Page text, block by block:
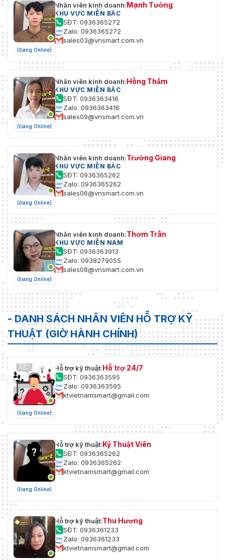
(Đang Online)
Nhân viên kinh doanh:Mạnh Tường
KHU VỰC MIỀN BẮC
SĐT: 0936365272
Zalo: 0936365272
sales03@vnsmart.com.vn
(Đang Online)
Nhân viên kinh doanh:Hồng Thắm
KHU VỰC MIỀN BẮC
SĐT: 0936363416
Zalo: 0936363416
sales09@vnsmart.com.vn
(Đang Online)
Nhân viên kinh doanh:Trường Giang
KHU VỰC MIỀN BẮC
SĐT: 0936365262
Zalo: 0936365262
sales06@vnsmart.com.vn
(Đang Online)
Nhân viên kinh doanh:Thơm Trần
KHU VỰC MIỀN NAM
SĐT: 0936363913
Zalo: 0938279055
sales08@vnsmart.com.vn
- DANH SÁCH NHÂN VIÊN HỖ TRỢ KỸ
THUẬT (GIỜ HÀNH CHÍNH)
(Đang Online)
Hỗ trợ kỹ thuật:Hỗ trợ 24/7
SĐT: 0936363595
Zalo: 0936363595
ktvietnamsmart@gmail.com
(Đang Online)
Hỗ trợ kỹ thuật:Kỹ Thuật Viên
SĐT: 0936365262
Zalo: 0936365262
ktvietnamsmart@gmail.com
Hỗ trợ kỹ thuật:Thu Hương
SĐT: 0936361233
Zalo: 0936361233
ktvietnamsmart@gmail.com